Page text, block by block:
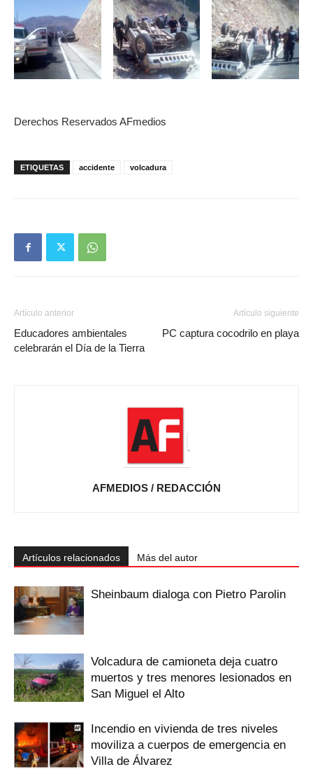
Derechos Reservados AFmedios
ETIQUETAS accidente volcadura
Artículo anterior
Educadores ambientales
celebrarán el Día de la Tierra
Artículo siguiente
PC captura cocodrilo en playa
AFMEDIOS / REDACCIÓN
Artículos relacionados Más del autor
Sheinbaum dialoga con Pietro Parolin
Volcadura de camioneta deja cuatro
muertos y tres menores lesionados en
San Miguel el Alto
Incendio en vivienda de tres niveles
moviliza a cuerpos de emergencia en
Villa de Álvarez